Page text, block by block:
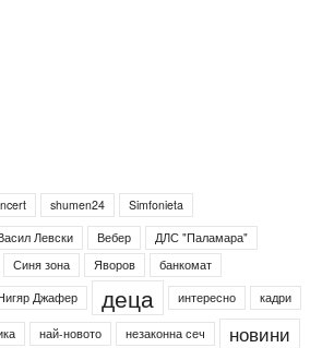
shumen24
Simfonieta
Левски Вебер
ДЛС "Паламара"
Синя зона Яворов
банкомат
Джафер деца интересно кадри
най-новото незаконна сеч новини